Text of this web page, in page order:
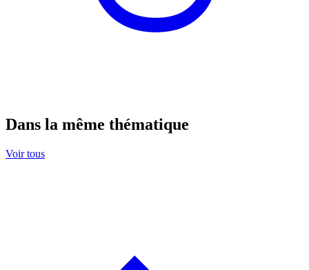
Dans la même thématique
Voir tous